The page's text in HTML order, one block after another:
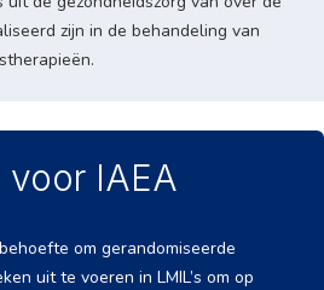
zijn in de behandeling van
IAEA
om gerandomiseerde
uit te voeren in LMIL’s om op